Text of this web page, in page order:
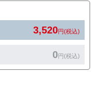
3,520円(税込)
0円(税込)